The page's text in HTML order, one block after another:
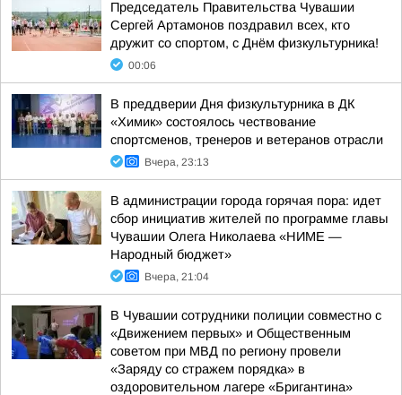
Председатель Правительства Чувашии
Сергей Артамонов поздравил всех, кто
дружит со спортом, с Днём физкультурника!
00:06
В преддверии Дня физкультурника в ДК
«Химик» состоялось чествование
спортсменов, тренеров и ветеранов отрасли
Вчера, 23:13
В администрации города горячая пора: идет
сбор инициатив жителей по программе главы
Чувашии Олега Николаева «НИМЕ —
Народный бюджет»
Вчера, 21:04
В Чувашии сотрудники полиции совместно с
«Движением первых» и Общественным
советом при МВД по региону провели
«Заряду со стражем порядка» в
оздоровительном лагере «Бригантина»